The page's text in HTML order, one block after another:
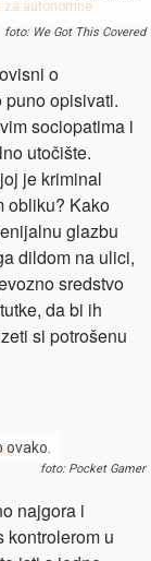
foto: We Got This Covered
o
puno opisivati.
sociopatima i
utočište.
je kriminal
obliku? Kako
glazbu
dildom na ulici,
sredstvo
da bi ih
si potrošenu
ovako.
foto: Pocket Gamer
najgora i
kontrolerom u